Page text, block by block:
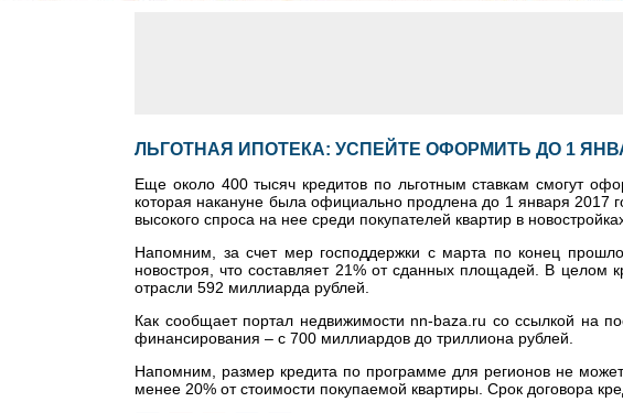
ЛЬГОТНАЯ ИПОТЕКА: УСПЕЙТЕ ОФОРМИТЬ ДО 1
Еще около 400 тысяч кредитов по льготным ставкам смогут
которая накануне была официально продлена до 1 января 2017
высокого спроса на нее среди покупателей квартир в
Напомним, за счет мер господдержки с марта по конец
новостроя, что составляет 21% от сданных площадей. В целом
отрасли 592 миллиарда рублей.
Как сообщает портал недвижимости nn-baza.ru со ссылкой на
финансирования – с 700 миллиардов до триллиона рублей.
Напомним, размер кредита по программе для регионов не
менее 20% от стоимости покупаемой квартиры. Срок договора